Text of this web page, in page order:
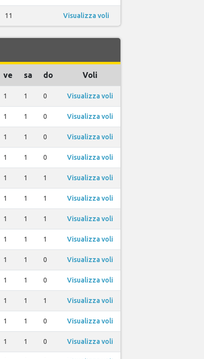
11 Visualizza voli
ve sa do Voli
1 1 0 Visualizza voli
1 1 0 Visualizza voli
1 1 0 Visualizza voli
1 1 0 Visualizza voli
1 1 1 Visualizza voli
1 1 1 Visualizza voli
1 1 1 Visualizza voli
1 1 1 Visualizza voli
1 1 0 Visualizza voli
1 1 0 Visualizza voli
1 1 1 Visualizza voli
1 1 0 Visualizza voli
1 1 0 Visualizza voli